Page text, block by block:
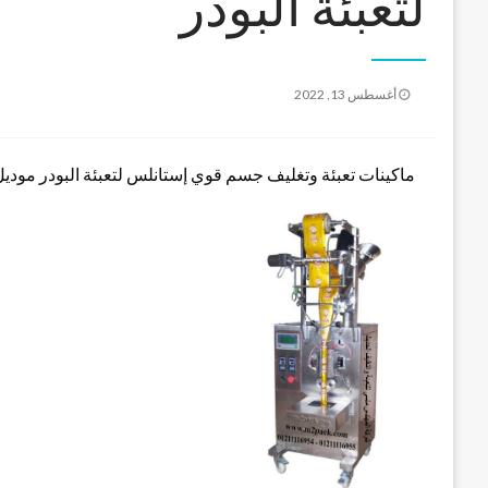
نُشر
أغسطس 13, 2022
ماكينات تعبئة وتغليف جسم قوي إستانلس لتعبئة البودر موديل 952 ماركة المهندس